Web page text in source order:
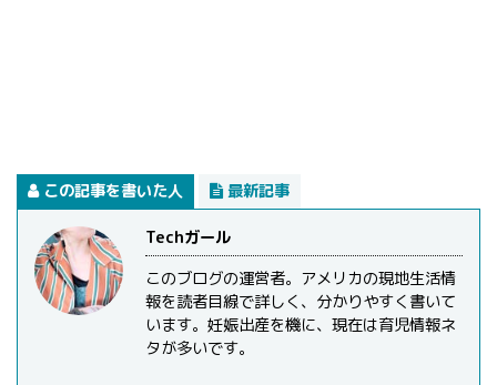
この記事を書いた人 最新記事
Techガール
このブログの運営者。アメリカの現地生活情
報を読者目線で詳しく、分かりやすく書いて
います。妊娠出産を機に、現在は育児情報ネ
タが多いです。